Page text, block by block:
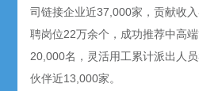
司链接企业近37,000家，贡献收
聘岗位22万余个，成功推荐中高
20,000名，灵活用工累计派出人
伙伴近13,000家。